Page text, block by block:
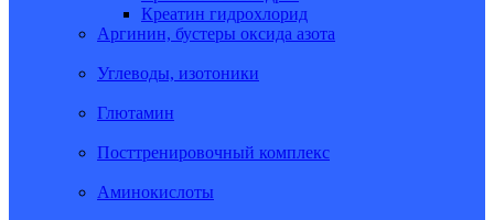
Креатин гидрохлорид
Аргинин, бустеры оксида азота
Углеводы, изотоники
Глютамин
Посттренировочный комплекс
Аминокислоты